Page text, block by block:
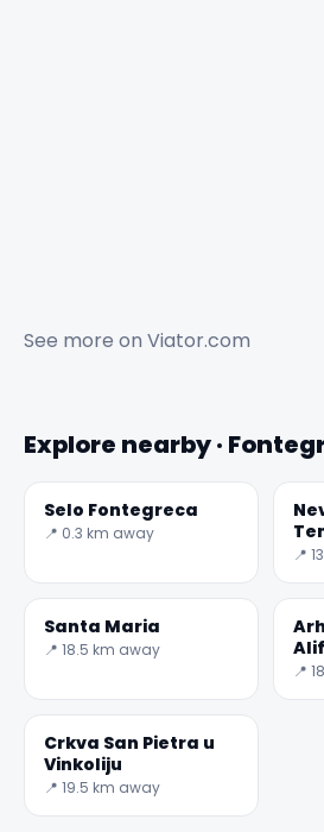
See more on Viator.com
Explore nearby ·
Selo Fontegreca
📍 0.3 km away
📍
Santa Maria
📍 18.5 km away
📍
Crkva San Pietra u
Vinkoliju
📍 19.5 km away